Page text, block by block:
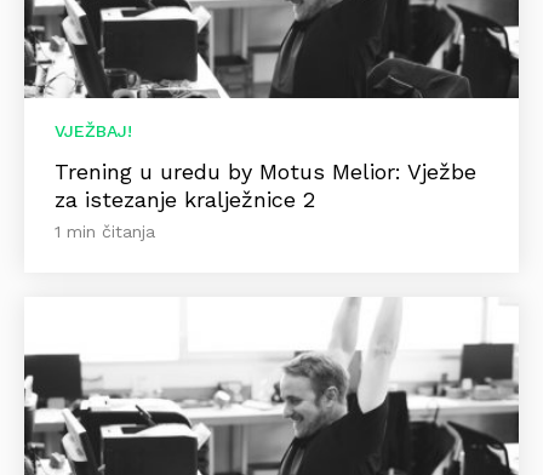
VJEŽBAJ!
Trening u uredu by Motus Melior: Vježbe
za istezanje kralježnice 2
1 min čitanja